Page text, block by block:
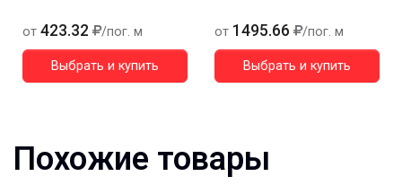
от 423.32 /пог. м
Выбрать и купить
от 1495.66 /пог. м
Выбрать и купить
Похожие товары